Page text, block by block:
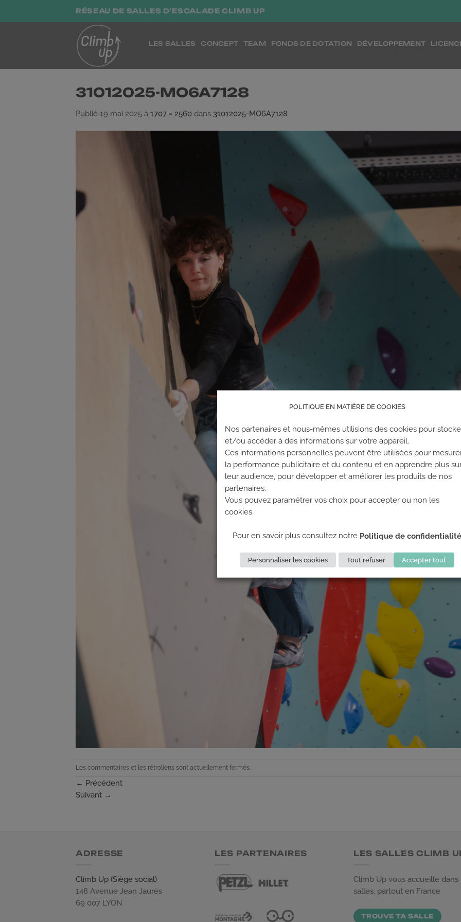
RÉSEAU DE SALLES D'ESCALADE CLIMB UP
LES SALLES CONCEPT TEAM FONDS DE DOTATION DÉVELOPPEMENT
31012025-MO6A7128
Publié 19 mai 2025 à 1707 × 2560 dans 31012025-MO6A7128
Les commentaires et les rétroliens sont actuellement fermés.
← Précédent
Suivant →
ADRESSE
Climb Up (Siège social)
148 Avenue Jean Jaurès
69 007 LYON
LES PARTENAIRES LES SALLES CLIMB
Climb Up vous accueille dans
salles, partout en France
TROUVE TA SALLE
POLITIQUE EN MATIÈRE DE COOKIES
Nos partenaires et nous-mêmes utilisions des cookies pour
et/ou accéder à des informations sur votre appareil.
Ces informations personnelles peuvent être utilisées pour
la performance publicitaire et du contenu et en apprendre plus
leur audience, pour développer et améliorer les produits de nos
partenaires.
Vous pouvez paramétrer vos choix pour accepter ou non les
cookies.
Pour en savoir plus consultez notre Politique de confidentialité
Personnaliser les cookies Tout refuser Accepter tout